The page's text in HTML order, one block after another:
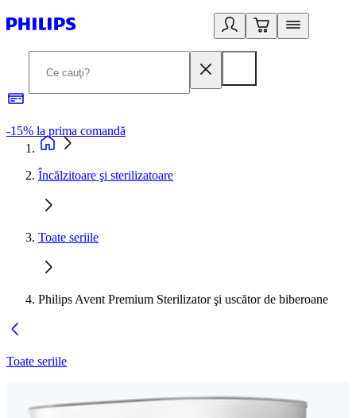
-15% la prima comandă
Încălzitoare şi sterilizatoare
Toate seriile
Philips Avent Premium Sterilizator şi uscător de biberoane
Toate seriile